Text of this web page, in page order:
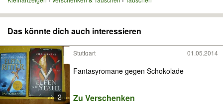
Das könnte dich auch interessieren
2
Stuttgart 01.05.2014
Fantasyromane gegen Schokolade
Zu Verschenken